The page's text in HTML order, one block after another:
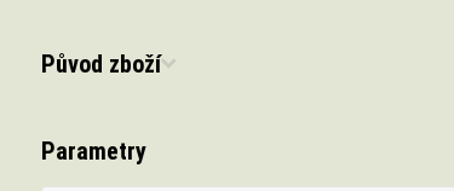
Původ zboží
Parametry